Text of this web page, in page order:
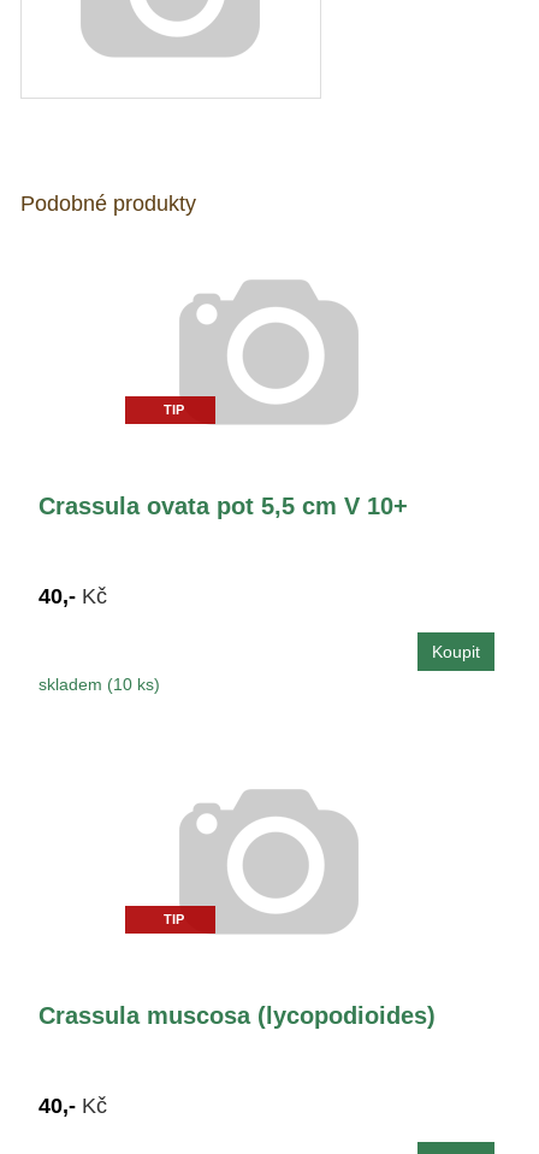
Podobné produkty
TIP
Crassula ovata pot 5,5 cm V 10+
40,- Kč
skladem (10 ks)
TIP
Crassula muscosa (lycopodioides)
40,- Kč